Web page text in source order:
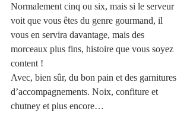
Normalement cinq ou six, mais si le serveur
voit que vous êtes du genre gourmand, il
vous en servira davantage, mais des
morceaux plus fins, histoire que vous soyez
content !
Avec, bien sûr, du bon pain et des garnitures
d’accompagnements. Noix, confiture et
chutney et plus encore…